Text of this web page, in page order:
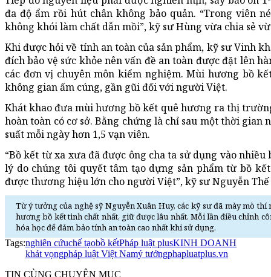
đa độ ẩm rồi hút chân không bảo quản. “Trong viên
không khói làm chất dẫn mồi”, kỹ sư Hùng vừa chia sẻ
Khi được hỏi về tính an toàn của sản phẩm, kỹ sư Vinh
đích bảo vệ sức khỏe nên vấn đề an toàn được đặt lên
các đơn vị chuyên môn kiểm nghiệm. Mùi hương bồ
không gian ấm cúng, gần gũi đối với người Việt.
Khát khao đưa mùi hương bồ kết quê hương ra thị
hoàn toàn có cơ sở. Bằng chứng là chỉ sau một thời
suất mỗi ngày hơn 1,5 vạn viên.
“Bồ kết từ xa xưa đã được ông cha ta sử dụng vào
lý do chúng tôi quyết tâm tạo dựng sản phẩm từ bồ
được thương hiệu lớn cho người Việt”, kỹ sư Nguyễn
Từ ý tưởng của nghệ sỹ Nguyễn Xuân Huy, các kỹ sư đã mày mò
hương bồ kết tinh chất nhất, giữ được lâu nhất. Mỗi lần điều chỉnh
hóa học để đảm bảo tính an toàn cao nhất khi sử dụng.
Tags:nghiên cứuchế tạobồ kếtPháp luật plusKINH DOANH
khát vọngpháp luật Việt Namý tưởngphapluatplus.vn
TIN CÙNG CHUYÊN MỤC